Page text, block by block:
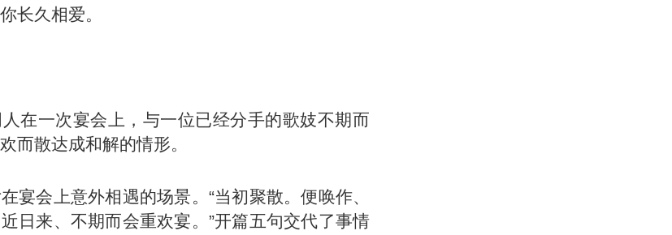
长久相爱。
在一次宴会上，与一位已经分手的歌妓不期而
而散达成和解的情形。
宴会上意外相遇的场景。“当初聚散。便唤作、
日来、不期而会重欢宴。”开篇五句交代了事情